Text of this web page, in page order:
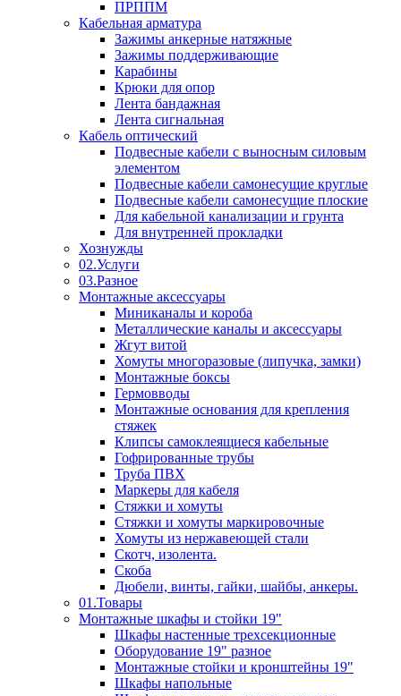
ПРППМ
Кабельная арматура
Зажимы анкерные натяжные
Зажимы поддерживающие
Карабины
Крюки для опор
Лента бандажная
Лента сигнальная
Кабель оптический
Подвесные кабели с выносным силовым
элементом
Подвесные кабели самонесущие круглые
Подвесные кабели самонесущие плоские
Для кабельной канализации и грунта
Для внутренней прокладки
Хознужды
02.Услуги
03.Разное
Монтажные аксессуары
Миниканалы и короба
Металлические каналы и аксессуары
Жгут витой
Хомуты многоразовые (липучка, замки)
Монтажные боксы
Гермовводы
Монтажные основания для крепления
стяжек
Клипсы самоклеящиеся кабельные
Гофрированные трубы
Труба ПВХ
Маркеры для кабеля
Стяжки и хомуты
Стяжки и хомуты маркировочные
Хомуты из нержавеющей стали
Скотч, изолента.
Скоба
Дюбели, винты, гайки, шайбы, анкеры.
01.Товары
Монтажные шкафы и стойки 19"
Шкафы настенные трехсекционные
Оборудование 19" разное
Монтажные стойки и кронштейны 19"
Шкафы напольные